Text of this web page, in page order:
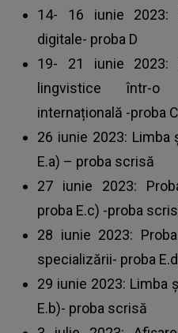
14- 16 iunie 2023:
digitale- proba D
19- 21 iunie 2023:
lingvistice într-
internațională -proba C
26 iunie 2023: Limba
E.a) – proba scrisă
27 iunie 2023:
proba E.c) -proba
28 iunie 2023:
specializării- proba
29 iunie 2023: Limba
E.b)- proba scrisă